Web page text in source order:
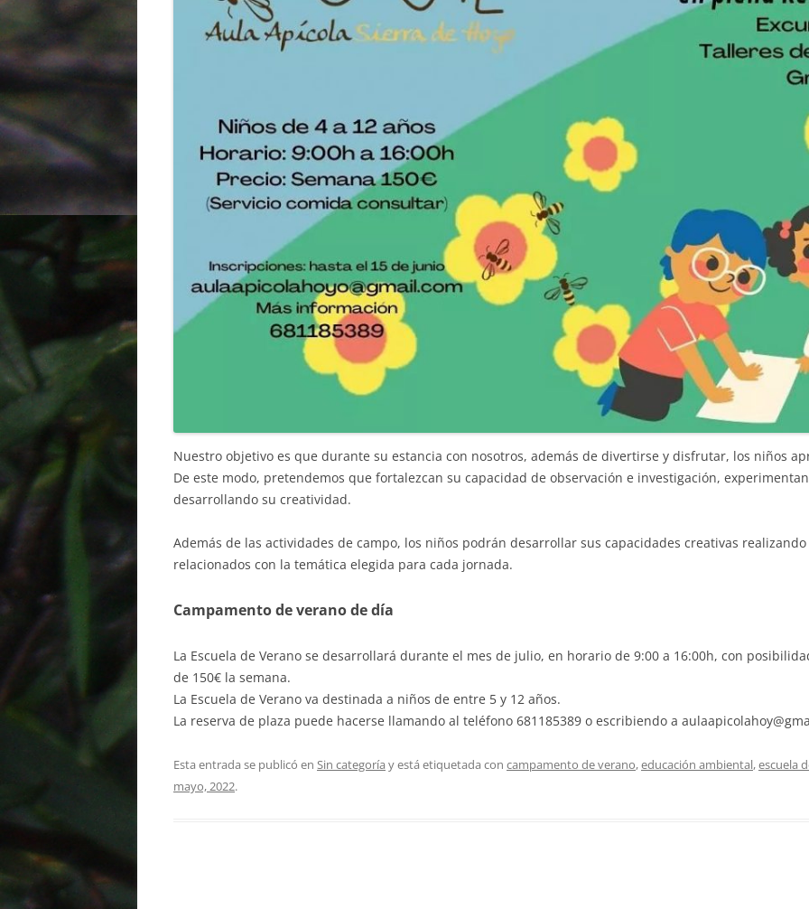
Nuestro objetivo es que durante su estancia con nosotros, además de divertirse y disfrutar, los niños
De este modo, pretendemos que fortalezcan su capacidad de observación e investigación,
desarrollando su creatividad.
Además de las actividades de campo, los niños podrán desarrollar sus capacidades creativas
relacionados con la temática elegida para cada jornada.
Campamento de verano de día
La Escuela de Verano se desarrollará durante el mes de julio, en horario de 9:00 a 16:00h, con
de 150€ la semana.
La Escuela de Verano va destinada a niños de entre 5 y 12 años.
La reserva de plaza puede hacerse llamando al teléfono 681185389 o escribiendo a
Esta entrada se publicó en Sin categoría y está etiquetada con campamento de verano,educación ambiental,escuela
mayo, 2022.